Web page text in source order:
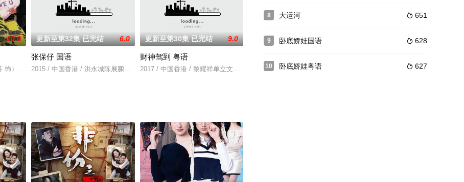
求异常严格。狙击手庄卓源（梁烈唯 饰）与他配合默契，形成了红白脸组合。
10.0
饰）在公司的权利斗争中惨被上司乐文（钱嘉乐 饰）陷害而降职，芬自此视之为敌人。这时芬家中的杂货店因为业主林
更新至第32集 已完结 6.0
张保仔 国语
2015 / 中国香港 / 洪永城陈展鹏陈凯琳傅嘉莉
更新至第30集 已完结 9.0
财神驾到 粤语
2017 / 中国香港 / 黎耀祥单立文姚嘉妮樊亦敏
8  651
大运河
9  628
卧底娇娃国语
10  627
卧底娇娃粤语